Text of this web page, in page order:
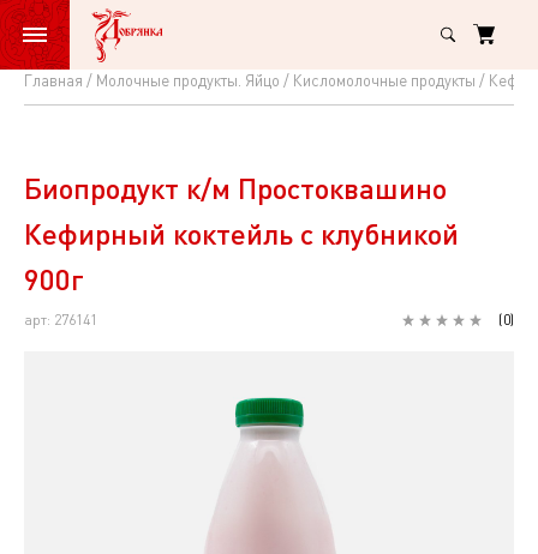
Главная Молочные продукты. Яйцо Кисломолочные продукты Кефир
Биопродукт
Простоквашино
Кефирный
коктейль
Биопродукт к/м Простоквашино
Кефирный коктейль с клубникой
900г
арт: 276141 (0)